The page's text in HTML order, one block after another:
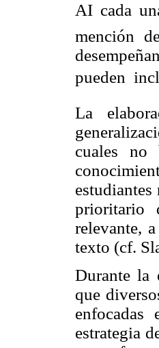
AI cada
mención
pueden
La
cuales no
prioritario
relevante,
texto (cf.
Durante la
que
estrategia